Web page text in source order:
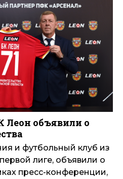
Леон объявили о
и футбольный клуб из
лиге, объявили о
пресс-конференции,